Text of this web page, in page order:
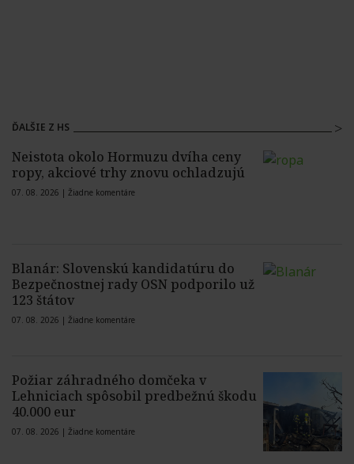
ĎALŠIE Z HS
Neistota okolo Hormuzu dvíha ceny
ropy, akciové trhy znovu ochladzujú
07. 08. 2026 | Žiadne komentáre
Blanár: Slovenskú kandidatúru do
Bezpečnostnej rady OSN podporilo už
123 štátov
07. 08. 2026 | Žiadne komentáre
Požiar záhradného domčeka v
Lehniciach spôsobil predbežnú škodu
40.000 eur
07. 08. 2026 | Žiadne komentáre